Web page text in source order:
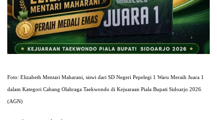
Foto: Elizabeth Mentari Maharani, siswi dari SD Negeri Pepelegi 1 Waru Meraih Juara 1
dalam Kategori Cabang Olahraga Taekwondo di Kejuaraan Piala Bupati Sidoarjo 2026.
(AGN)